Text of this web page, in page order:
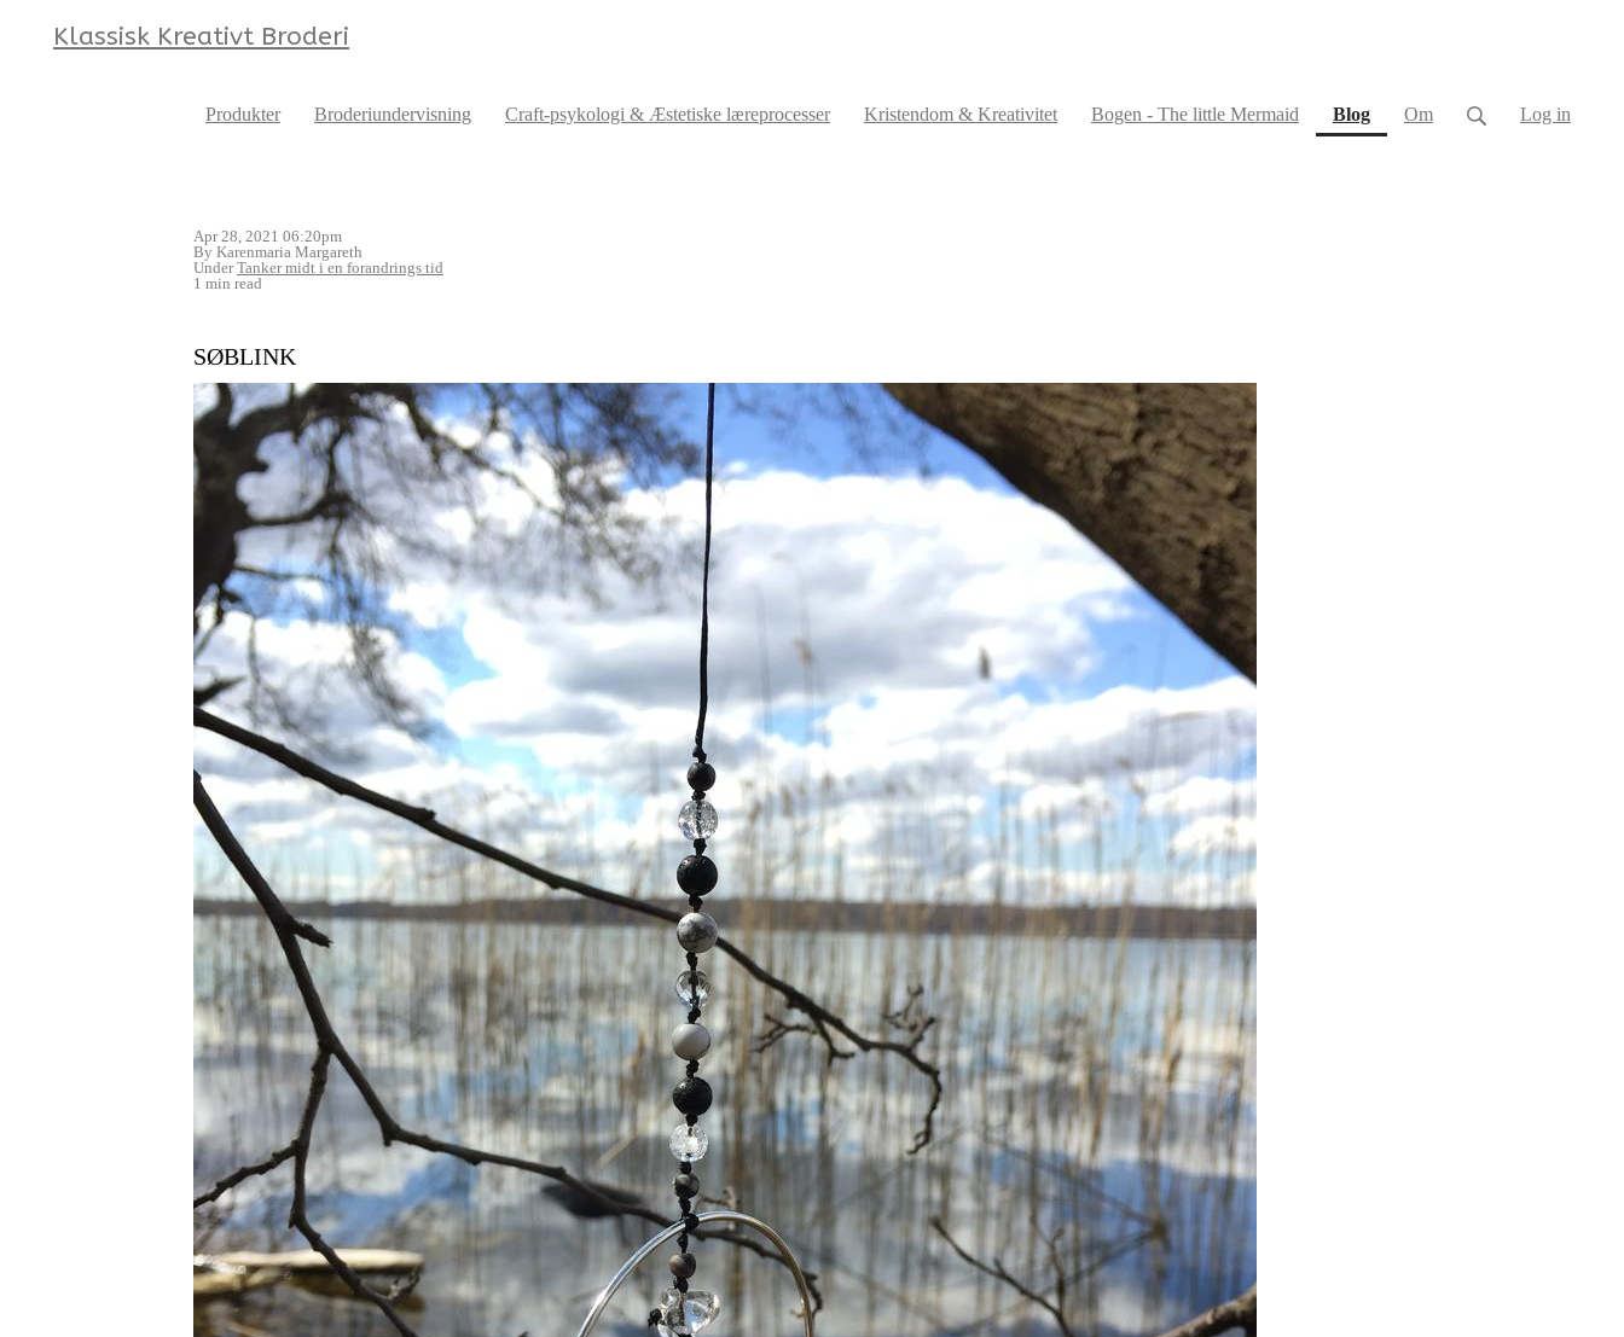
Klassisk Kreativt Broderi
Produkter Broderiundervisning Craft-psykologi & Æstetiske læreprocesser Kristendom & Kreativitet Bogen - The little Mermaid Blog(current)
Om Log in
Apr 28, 2021 06:20pm
By Karenmaria Margareth
UnderTanker midt i en forandrings tid
1 min read
SØBLINK